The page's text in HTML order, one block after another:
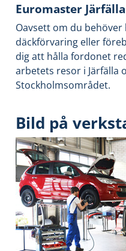
Euromaster Järfälla
Oavsett om du behöver
däckförvaring eller
dig att hålla fordonet
arbetets resor i Järfälla
Stockholmsområdet.
Bild på